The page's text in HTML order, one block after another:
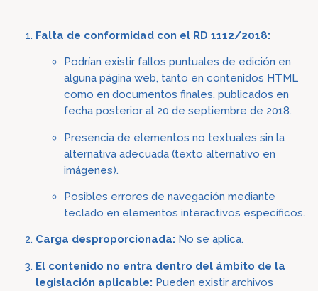
Falta de conformidad con el RD 1112/2018:
Podrían existir fallos puntuales de edición en
alguna página web, tanto en contenidos HTML
como en documentos finales, publicados en
fecha posterior al 20 de septiembre de 2018.
Presencia de elementos no textuales sin la
alternativa adecuada (texto alternativo en
imágenes).
Posibles errores de navegación mediante
teclado en elementos interactivos específicos.
Carga desproporcionada: No se aplica.
El contenido no entra dentro del ámbito de la
legislación aplicable: Pueden existir archivos